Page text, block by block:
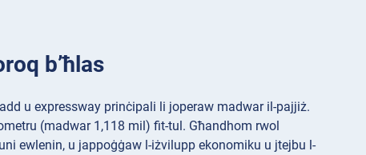
b’ħlas
u expressway prinċipali li joperaw madwar il-pajjiż.
(madwar 1,118 mil) fit-tul. Għandhom rwol
ewlenin, u jappoġġaw l-iżvilupp ekonomiku u jtejbu l-